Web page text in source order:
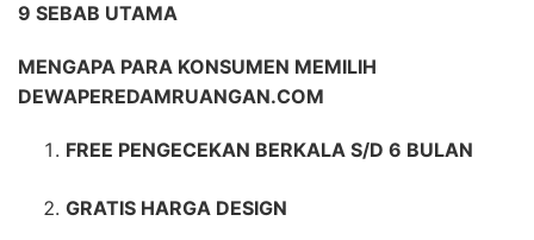
9 SEBAB UTAMA
MENGAPA PARA KONSUMEN MEMILIH
DEWAPEREDAMRUANGAN.COM
FREE PENGECEKAN BERKALA S/D 6 BULAN
GRATIS HARGA DESIGN